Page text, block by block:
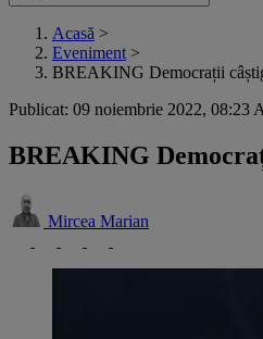
Acasă >
Eveniment >
BREAKING Democrații
Publicat: 09 noiembrie 2022, 08:23
BREAKING
Mircea Marian